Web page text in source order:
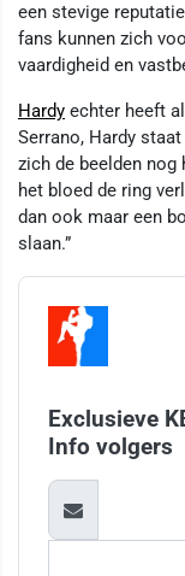
een stevige
fans kunnen zich
vaardigheid en
Hardy echter heeft
Serrano, Hardy
zich de beelden nog
het bloed de ring
dan ook maar een
slaan.”
Exclusieve
Info volgers